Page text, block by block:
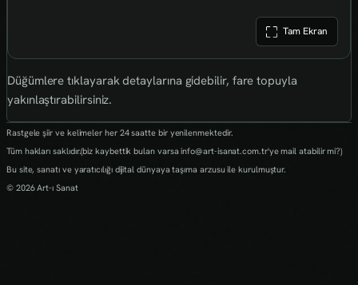
Tam Ekran
Düğümlere tıklayarak detaylarına gidebilir, fare topuyla
yakınlaştırabilirsiniz.
Rastgele şiir ve kelimeler her 24 saatte bir yenilenmektedir.
Tüm hakları saklıdır.(biz kaybettik bulan varsa info@art-isanat.com.tr'ye mail atabilir mi?)
Bu site, sanatı ve yaratıcılığı dijital dünyaya taşıma arzusu ile kurulmuştur.
© 2026 Art-ı Sanat